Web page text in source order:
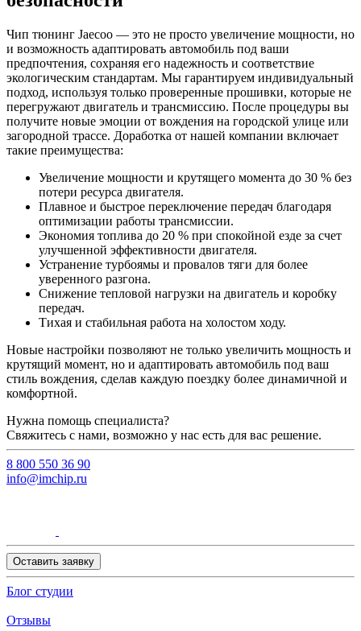
Чип тюнинг Jaecoo — это не просто увеличение мощности, но
и возможность адаптировать автомобиль под ваши
предпочтения, сохраняя его надежность и соответствие
экологическим стандартам. Мы гарантируем индивидуальный
подход, используя только проверенные прошивки, которые не
перегружают двигатель и трансмиссию. После процедуры вы
получите новые эмоции от вождения на городской улице или
загородной трассе. Доработка от нашей компании включает
такие преимущества:
Увеличение мощности и крутящего момента до 30 % без
потери ресурса двигателя.
Плавное и быстрое переключение передач благодаря
оптимизации работы трансмиссии.
Экономия топлива до 20 % при спокойной езде за счет
улучшенной эффективности двигателя.
Устранение турбоямы и провалов тяги для более
уверенного разгона.
Снижение тепловой нагрузки на двигатель и коробку
передач.
Тихая и стабильная работа на холостом ходу.
Новые настройки позволяют не только увеличить мощность и
крутящий момент, но и адаптировать автомобиль под ваш
стиль вождения, сделав каждую поездку более динамичной и
комфортной.
Нужна помощь специалиста?
Свяжитесь с нами, возможно у нас есть для вас решение.
8 800 550 36 90
info@imchip.ru
Оставить заявку
Блог студии
Отзывы